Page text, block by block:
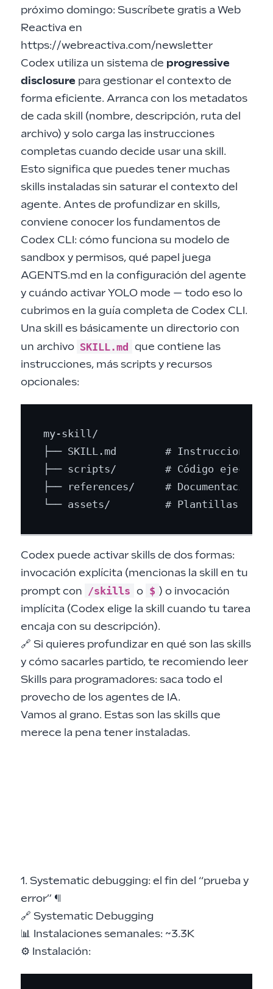
próximo domingo: Suscríbete gratis a Web
Reactiva en
https://webreactiva.com/newsletter
Codex utiliza un sistema de progressive
disclosurepara gestionar el contexto de
forma eficiente. Arranca con los metadatos
de cada skill (nombre, descripción, ruta del
archivo) y solo carga las instrucciones
completas cuando decide usar una skill.
Esto significa que puedes tener muchas
skills instaladas sin saturar el contexto del
agente. Antes de profundizar en skills,
conviene conocer los fundamentos de
Codex CLI: cómo funciona su modelo de
sandbox y permisos, qué papel juega
AGENTS.md en la configuración del agente
y cuándo activar YOLO mode — todo eso lo
cubrimos en la guía completa de Codex CLI.
Una skill es básicamente un directorio con
un archivo SKILL.md que contiene las
instrucciones, más scripts y recursos
opcionales:
my-skill/
├── SKILL.md        # Instrucciones
├── scripts/        # Código
├── references/     # Documentación
Codex puede activar skills de dos formas:
invocación explícita (mencionas la skill en tu
prompt con /skills o $ ) o invocación
implícita (Codex elige la skill cuando tu tarea
encaja con su descripción).
🔗 Si quieres profundizar en qué son las skills
y cómo sacarles partido, te recomiendo leer
Skills para programadores: saca todo el
provecho de los agentes de IA.
Vamos al grano. Estas son las skills que
merece la pena tener instaladas.
1. Systematic debugging: el fin del “prueba y
error” ¶
🔗 Systematic Debugging
📊 Instalaciones semanales: ~3.3K
⚙️ Instalación: